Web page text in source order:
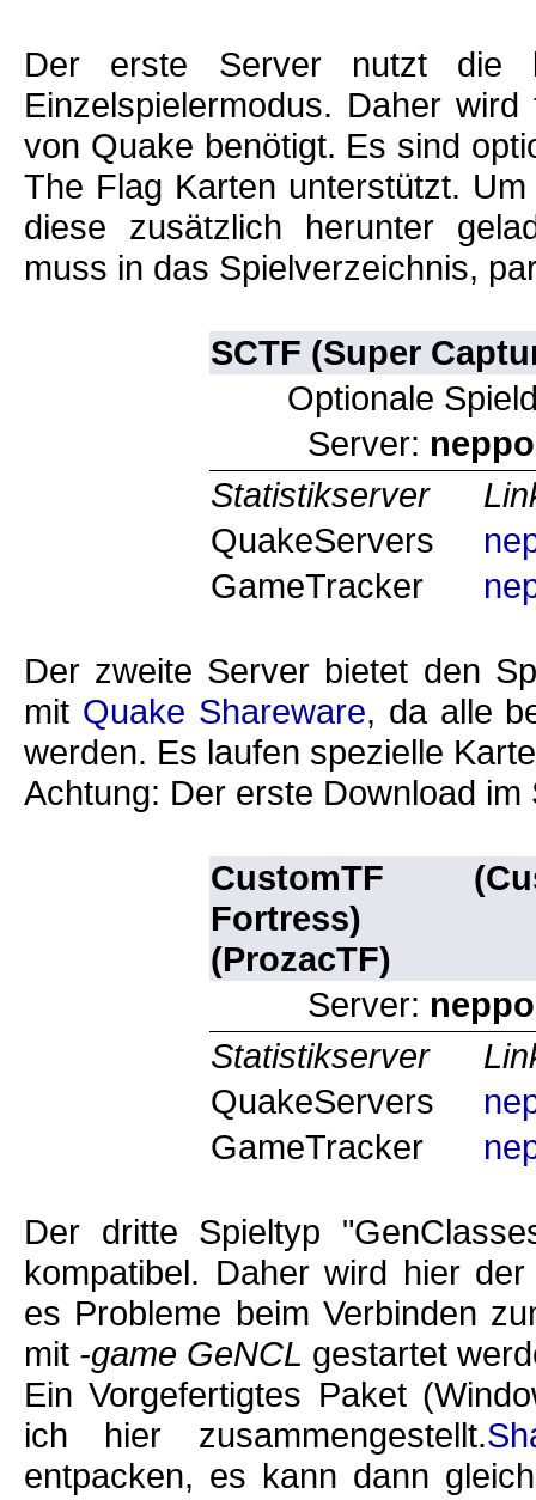
Der erste Server nutzt die
Einzelspielermodus. Daher
von Quake benötigt. Es sind
The Flag Karten unterstützt.
diese zusätzlich herunter
muss in das Spielverzeichnis,
SCTF (Super
Optionale
Server:
Statistikserver
QuakeServers
GameTracker
Der zweite Server bietet den
mit Quake Shareware, da alle
werden. Es laufen spezielle
Achtung: Der erste Download
CustomTF
Fortress)
(ProzacTF)
Server:
Statistikserver
QuakeServers
GameTracker
Der dritte Spieltyp
kompatibel. Daher wird hier
es Probleme beim Verbinden
mit -game GeNCL gestartet
Ein Vorgefertigtes Paket
ich hier zusammengestellt.
entpacken, es kann dann